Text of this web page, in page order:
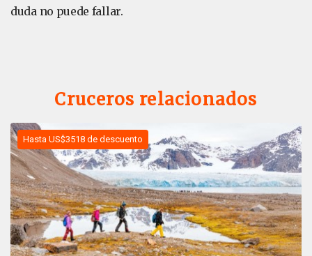
duda no puede fallar.
Cruceros relacionados
Hasta US$3518 de descuento